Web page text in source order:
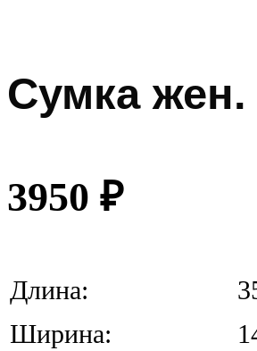
Сумка
3950 ₽
Длина:
Ширина: